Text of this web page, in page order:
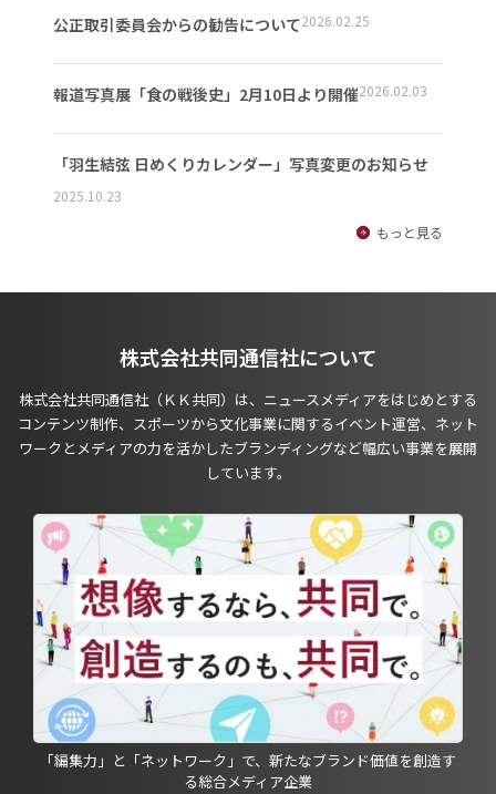
公正取引委員会からの勧告について2026.02.25
報道写真展「食の戦後史」2月10日より開催2026.02.03
「羽生結弦 日めくりカレンダー」写真変更のお知らせ
2025.10.23
もっと見る
株式会社共同通信社について
株式会社共同通信社（ＫＫ共同）は、ニュースメディアをはじめとする
コンテンツ制作、スポーツから文化事業に関するイベント運営、ネット
ワークとメディアの力を活かしたブランディングなど幅広い事業を展開
しています。
「編集力」と「ネットワーク」で、新たなブランド価値を創造す
る総合メディア企業